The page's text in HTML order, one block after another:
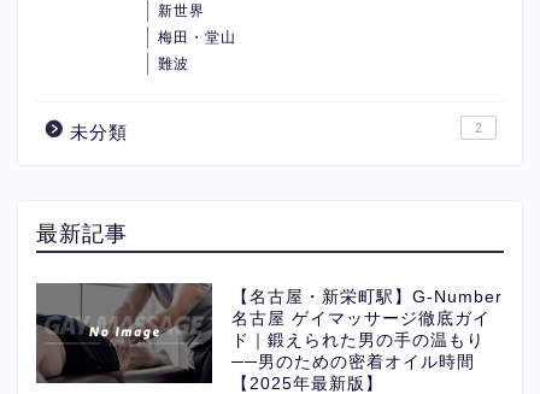
新世界
梅田・堂山
難波
未分類 2
最新記事
【名古屋・新栄町駅】G-Number
名古屋 ゲイマッサージ徹底ガイ
ド｜鍛えられた男の手の温もり
──男のための密着オイル時間
【2025年最新版】